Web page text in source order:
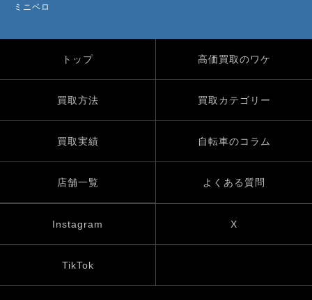
ミニベロ
トップ 高価買取のワケ
買取方法 買取カテゴリー
買取実績 自転車のコラム
店舗一覧 よくある質問
Instagram X
TikTok